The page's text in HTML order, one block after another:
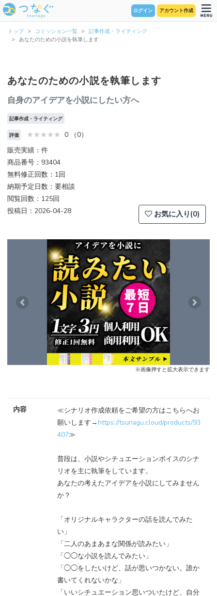
ログイン アカウント作成
トップ コミッション一覧
記事作成・ライティング
あなたのための小説を執筆します
あなたのための小説を執筆します
自身のアイデアを小説にしたい方へ
記事作成・ライティング
評価
0 （0）
販売実績：件
商品番号：93404
無料修正回数：1回
納期予定日数：要相談
閲覧回数：125回
投稿日：2026-04-28
お気に入り(0)
Previous Next
※画像押すと拡大表示できます
内容
≪シナリオ作成依頼をご希望の方はこちらへお
願いします→https://tsunagu.cloud/products/93
407≫
普段は、小説やシチュエーションボイスのシナ
リオを主に執筆をしています。
あなたの考えたアイデアを小説にしてみません
か？
「オリジナルキャラクターの話を読んでみた
い」
「二人のあまあまな関係が読みたい」
「◯◯な小説を読んでみたい」
「◯◯をしたいけど、話が思いつかない。誰か
書いてくれないかな」
「いいシチュエーション思いついたけど、自分